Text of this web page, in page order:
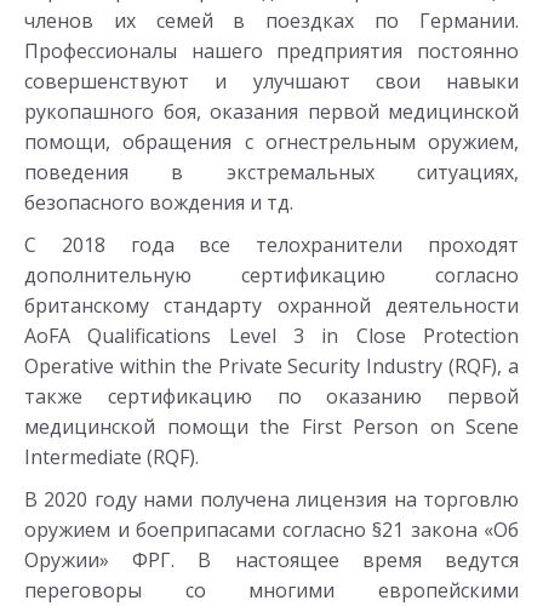
членов их семей в поездках по Германии.
Профессионалы нашего предприятия постоянно
совершенствуют и улучшают свои навыки
рукопашного боя, оказания первой медицинской
помощи, обращения с огнестрельным оружием,
поведения в экстремальных ситуациях,
безопасного вождения и тд.
С 2018 года все телохранители проходят
дополнительную сертификацию согласно
британскому стандарту охранной деятельности
AoFA Qualifications Level 3 in Close Protection
Operative within the Private Security Industry (RQF), а
также сертификацию по оказанию первой
медицинской помощи the First Person on Scene
Intermediate (RQF).
В 2020 году нами получена лицензия на торговлю
оружием и боеприпасами согласно §21 закона «Об
Оружии» ФРГ. В настоящее время ведутся
переговоры со многими европейскими